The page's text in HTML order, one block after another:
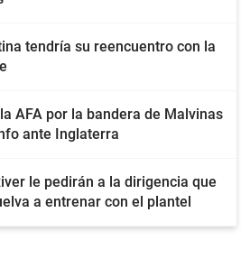
tendría su reencuentro con la
AFA por la bandera de Malvinas
ante Inglaterra
le pedirán a la dirigencia que
a entrenar con el plantel